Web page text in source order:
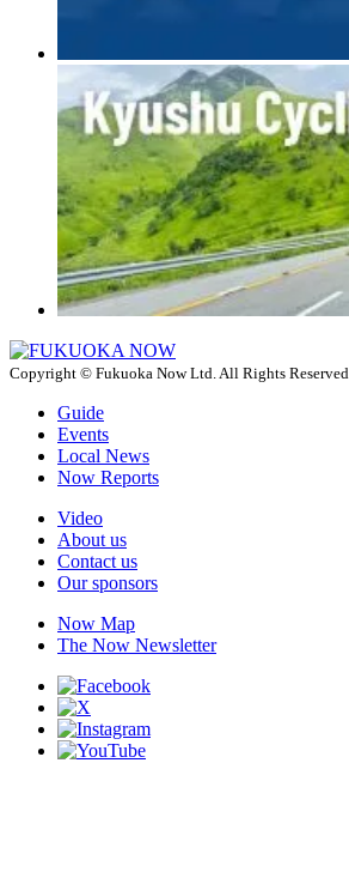
Copyright © Fukuoka Now Ltd. All Rights Reserved.
Guide
Events
Local News
Now Reports
Video
About us
Contact us
Our sponsors
Now Map
The Now Newsletter